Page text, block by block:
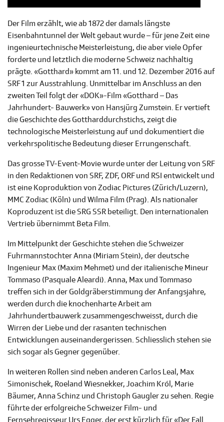
Der Film erzählt, wie ab 1872 der damals längste
Eisenbahntunnel der Welt gebaut wurde – für jene Zeit eine
ingenieurtechnische Meisterleistung, die aber viele Opfer
forderte und letztlich die moderne Schweiz nachhaltig
prägte. «Gotthard» kommt am 11. und 12. Dezember 2016 auf
SRF 1 zur Ausstrahlung. Unmittelbar im Anschluss an den
zweiten Teil folgt der «DOK»-Film «Gotthard – Das
Jahrhundert- Bauwerk» von Hansjürg Zumstein. Er vertieft
die Geschichte des Gottharddurchstichs, zeigt die
technologische Meisterleistung auf und dokumentiert die
verkehrspolitische Bedeutung dieser Errungenschaft.
Das grosse TV-Event-Movie wurde unter der Leitung von SRF
in den Redaktionen von SRF, ZDF, ORF und RSI entwickelt und
ist eine Koproduktion von Zodiac Pictures (Zürich/Luzern),
MMC Zodiac (Köln) und Wilma Film (Prag). Als nationaler
Koproduzent ist die SRG SSR beteiligt. Den internationalen
Vertrieb übernimmt Beta Film.
Im Mittelpunkt der Geschichte stehen die Schweizer
Fuhrmannstochter Anna (Miriam Stein), der deutsche
Ingenieur Max (Maxim Mehmet) und der italienische Mineur
Tommaso (Pasquale Aleardi). Anna, Max und Tommaso
treffen sich in der Goldgräberstimmung der Anfangsjahre,
werden durch die knochenharte Arbeit am
Jahrhundertbauwerk zusammengeschweisst, durch die
Wirren der Liebe und der rasanten technischen
Entwicklungen auseinandergerissen. Schliesslich stehen sie
sich sogar als Gegner gegenüber.
In weiteren Rollen sind neben anderen Carlos Leal, Max
Simonischek, Roeland Wiesnekker, Joachim Król, Marie
Bäumer, Anna Schinz und Christoph Gaugler zu sehen. Regie
führte der erfolgreiche Schweizer Film- und